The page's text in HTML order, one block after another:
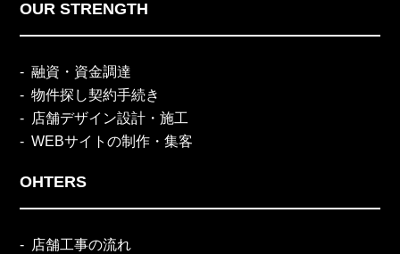
OUR STRENGTH
融資・資金調達
物件探し契約手続き
店舗デザイン設計・施工
WEBサイトの制作・集客
OHTERS
店舗工事の流れ